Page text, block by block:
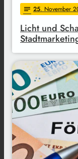
notes 25. November
Licht und